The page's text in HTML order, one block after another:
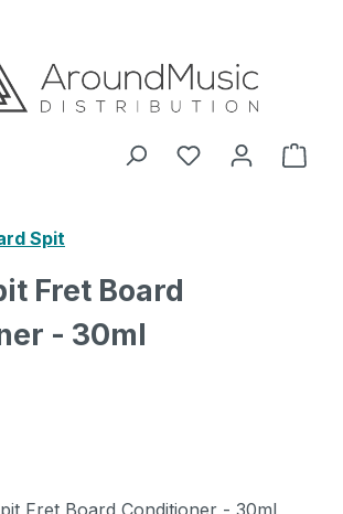
Spit
Fret Board
- 30ml